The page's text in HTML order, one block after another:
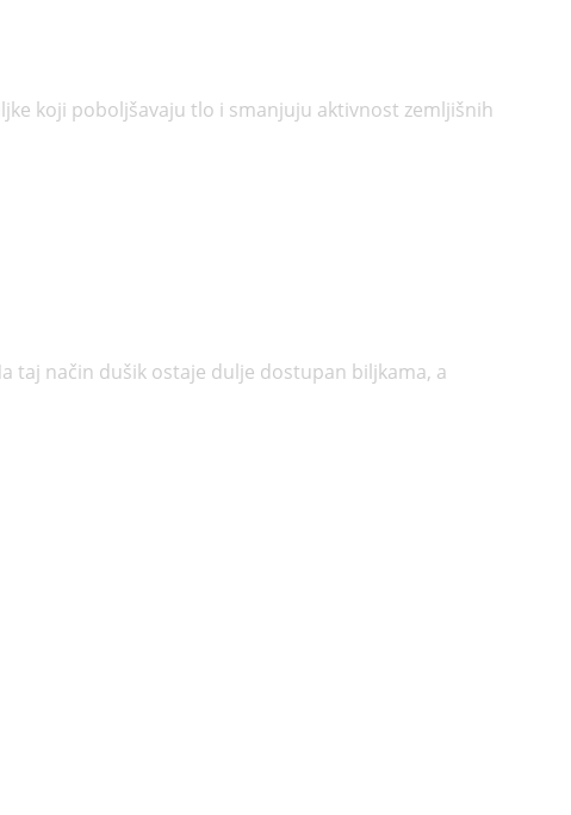
koji poboljšavaju tlo i smanjuju aktivnost zemljišnih
taj način dušik ostaje dulje dostupan biljkama, a